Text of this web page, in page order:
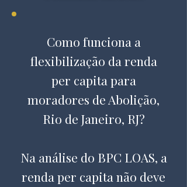
Como funciona a
flexibilização da renda
per capita para
moradores de Abolição,
Rio de Janeiro, RJ?
Na análise do BPC LOAS, a
renda per capita não deve